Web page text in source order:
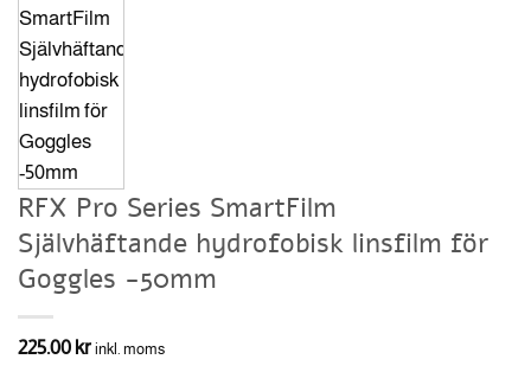
RFX Pro Series SmartFilm
Självhäftande hydrofobisk linsfilm för
Goggles -50mm
225.00 kr inkl. moms